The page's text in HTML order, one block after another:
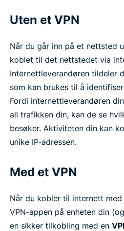
Uten et VPN
Når du går inn på et nettsted
koblet til det nettstedet via
Internettleverandøren tildeler
som kan brukes til å
Fordi internettleverandøren
all trafikken din, kan de se
besøker. Aktiviteten din kan
unike IP-adressen.
Med et VPN
Når du kobler til internett
VPN-appen på enheten din
en sikker tilkobling med en